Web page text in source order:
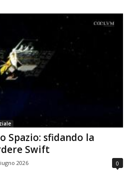
Spazio: sfidando la
Swift
2026 0